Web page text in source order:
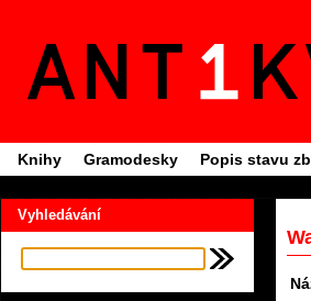
Knihy Gramodesky Popis stavu
Vyhledávání